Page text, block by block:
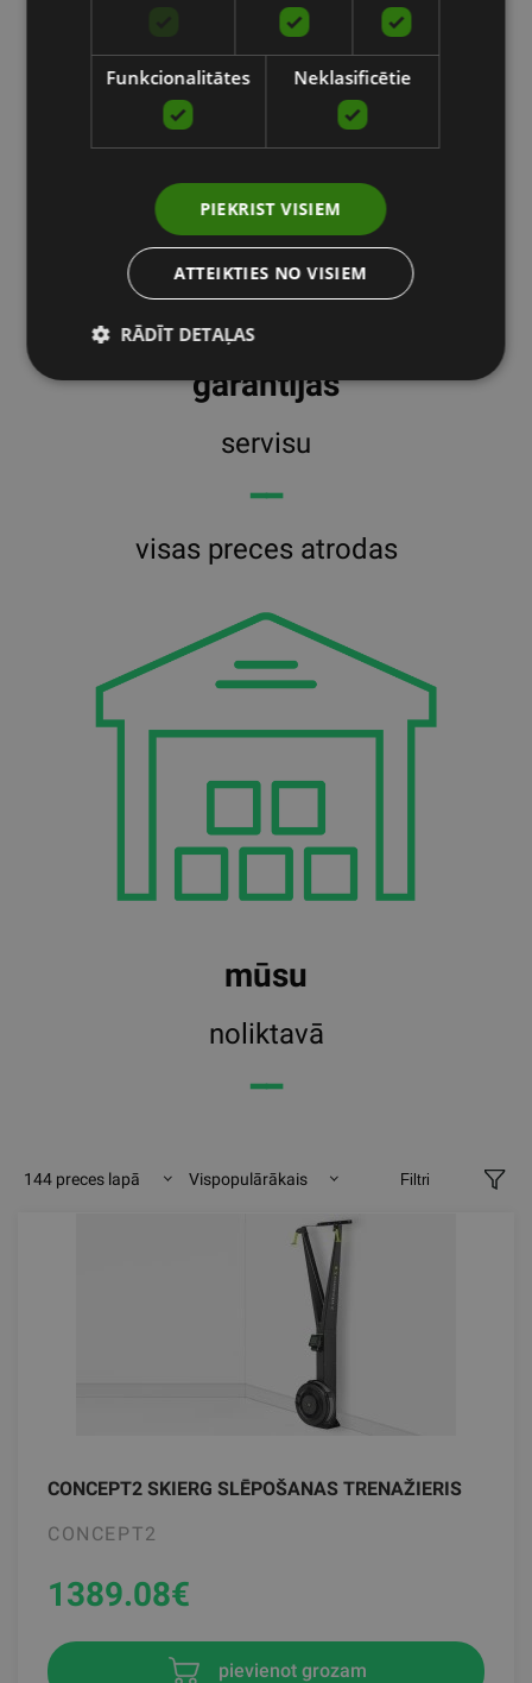
garantijas
servisu
━━
visas preces atrodas
mūsu
noliktavā
━━
144 preces lapā Vispopulārākais Filtri
CONCEPT2 SKIERG SLĒPOŠANAS TRENAŽIERIS
CONCEPT2
1389.08€
pievienot grozam
Funkcionalitātes Neklasificētie
PIEKRIST VISIEM
ATTEIKTIES NO VISIEM
RĀDĪT DETAĻAS